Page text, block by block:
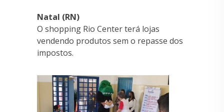
Natal (RN)
O shopping Rio Center terá lojas
vendendo produtos sem o repasse dos
impostos.